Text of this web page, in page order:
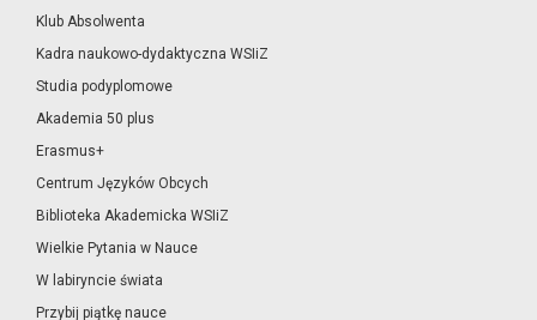
Klub Absolwenta
Kadra naukowo-dydaktyczna WSIiZ
Studia podyplomowe
Akademia 50 plus
Erasmus+
Centrum Języków Obcych
Biblioteka Akademicka WSIiZ
Wielkie Pytania w Nauce
W labiryncie świata
Przybij piątkę nauce